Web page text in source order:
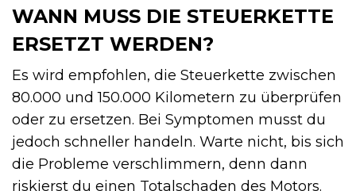
WANN MUSS DIE STEUERKETTE
ERSETZT WERDEN?
Es wird empfohlen, die Steuerkette zwischen
80.000 und 150.000 Kilometern zu überprüfen
oder zu ersetzen. Bei Symptomen musst du
jedoch schneller handeln. Warte nicht, bis sich
die Probleme verschlimmern, denn dann
riskierst du einen Totalschaden des Motors.